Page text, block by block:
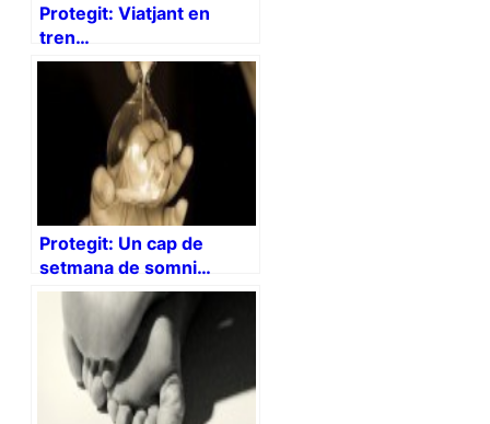
Protegit: Viatjant en
tren…
Protegit: Un cap de
setmana de somni…